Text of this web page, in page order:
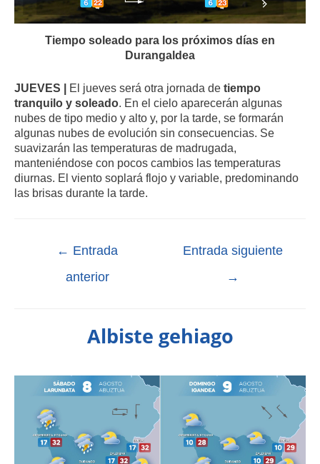
Tiempo soleado para los próximos días en
Durangaldea
JUEVES | El jueves será otra jornada de tiempo
tranquilo y soleado. En el cielo aparecerán algunas
nubes de tipo medio y alto y, por la tarde, se formarán
algunas nubes de evolución sin consecuencias. Se
suavizarán las temperaturas de madrugada,
manteniéndose con pocos cambios las temperaturas
diurnas. El viento soplará flojo y variable, predominando
las brisas durante la tarde.
← Entrada
anterior
Entrada siguiente
→
Albiste gehiago